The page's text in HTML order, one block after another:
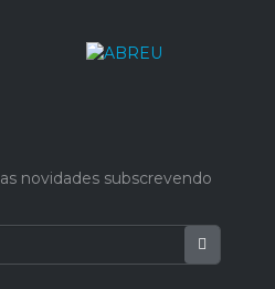
novidades subscrevendo